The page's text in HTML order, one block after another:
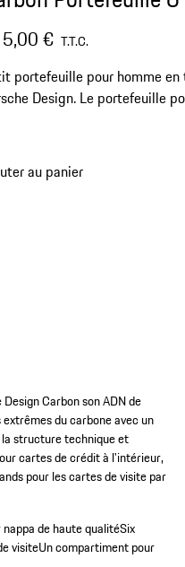
€ T.T.C.
portefeuille pour homme
Design. Le portefeuille
au panier
Carbon son ADN de
du carbone avec un
structure technique et
cartes de crédit à l'intérieur,
pour les cartes de visite par
de haute qualitéSix
visiteUn compartiment pour